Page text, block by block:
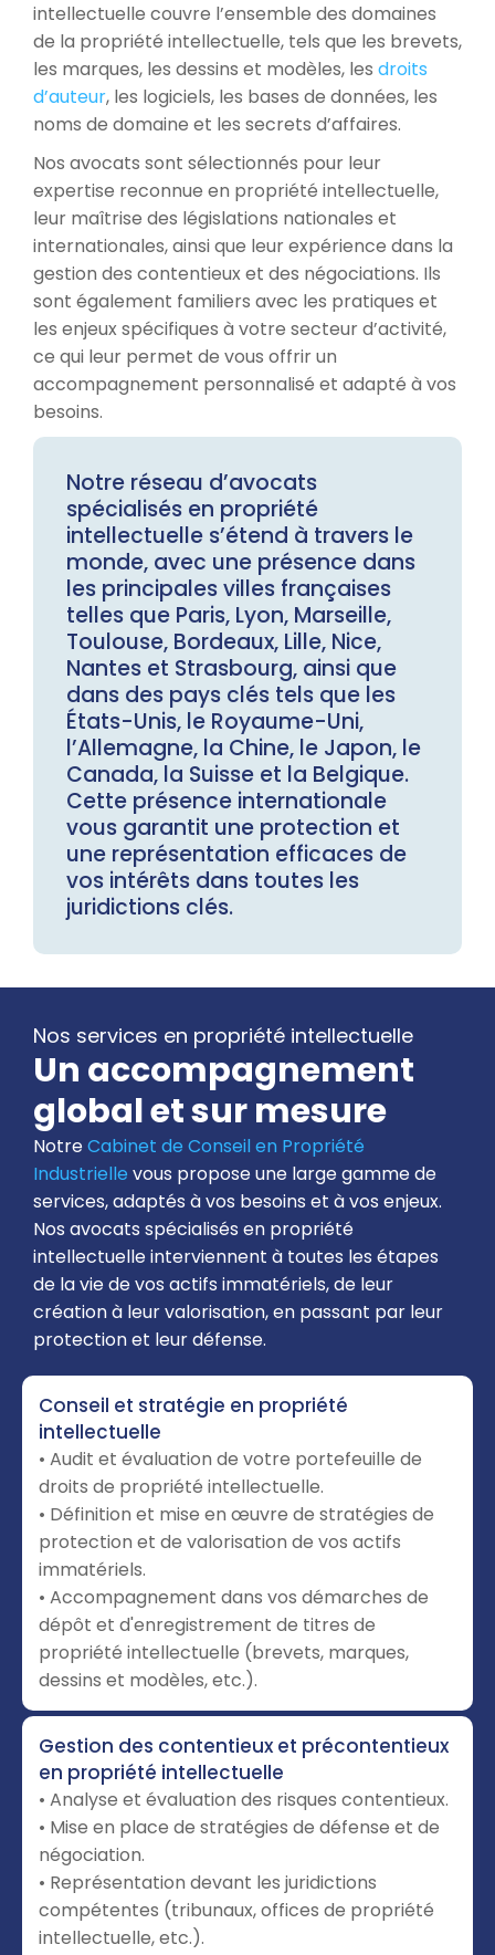
intellectuelle couvre l’ensemble des domaines
de la propriété intellectuelle, tels que les brevets,
les marques, les dessins et modèles, les droits
d’auteur, les logiciels, les bases de données, les
noms de domaine et les secrets d’affaires.
Nos avocats sont sélectionnés pour leur
expertise reconnue en propriété intellectuelle,
leur maîtrise des législations nationales et
internationales, ainsi que leur expérience dans la
gestion des contentieux et des négociations. Ils
sont également familiers avec les pratiques et
les enjeux spécifiques à votre secteur d’activité,
ce qui leur permet de vous offrir un
accompagnement personnalisé et adapté à vos
besoins.
Notre réseau d’avocats
spécialisés en propriété
intellectuelle s’étend à travers le
monde, avec une présence dans
les principales villes françaises
telles que Paris, Lyon, Marseille,
Toulouse, Bordeaux, Lille, Nice,
Nantes et Strasbourg, ainsi que
dans des pays clés tels que les
États-Unis, le Royaume-Uni,
l’Allemagne, la Chine, le Japon, le
Canada, la Suisse et la Belgique.
Cette présence internationale
vous garantit une protection et
une représentation efficaces de
vos intérêts dans toutes les
juridictions clés.
Nos services en propriété intellectuelle
Un accompagnement
global et sur mesure
NotreCabinet de Conseil en Propriété
Industrielle vous propose une large gamme de
services, adaptés à vos besoins et à vos enjeux.
Nos avocats spécialisés en propriété
intellectuelle interviennent à toutes les étapes
de la vie de vos actifs immatériels, de leur
création à leur valorisation, en passant par leur
protection et leur défense.
Conseil et stratégie en propriété
intellectuelle
• Audit et évaluation de votre portefeuille de
droits de propriété intellectuelle.
• Définition et mise en œuvre de stratégies de
protection et de valorisation de vos actifs
immatériels.
• Accompagnement dans vos démarches de
dépôt et d'enregistrement de titres de
propriété intellectuelle (brevets, marques,
dessins et modèles, etc.).
Gestion des contentieux et précontentieux
en propriété intellectuelle
• Analyse et évaluation des risques contentieux.
• Mise en place de stratégies de défense et de
négociation.
• Représentation devant les juridictions
compétentes (tribunaux, offices de propriété
intellectuelle, etc.).